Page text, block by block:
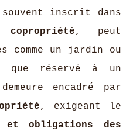
inscrit dans
, peut
comme un jardin ou
que réservé à un
encadré par
, exigeant le
et obligations des